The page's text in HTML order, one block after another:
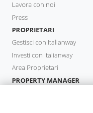
Lavora con noi
Press
PROPRIETARI
Gestisci con Italianway
Investi con Italianway
Area Proprietari
PROPERTY MANAGER